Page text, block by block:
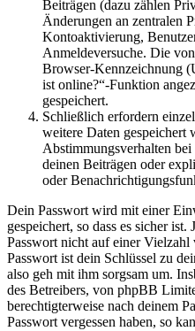
Beiträgen (dazu zählen
Änderungen an zentralen
Kontoaktivierung,
Anmeldeversuche. Die
Browser-Kennzeichnung
ist online?“-Funktion
gespeichert.
Schließlich erfordern
weitere Daten gespeichert
Abstimmungsverhalten
deinen Beiträgen oder
oder
Dein Passwort wird mit einer
gespeichert, so dass es sicher
Passwort nicht auf einer
Passwort ist dein Schlüssel zu
also geh mit ihm sorgsam um.
des Betreibers, von phpBB
berechtigterweise nach deinem
Passwort vergessen haben, so